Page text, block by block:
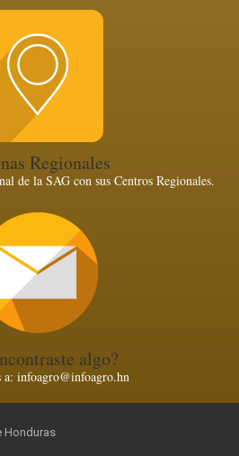
Regionales
de la SAG con sus Centros Regionales.
algo?
a: infoagro@infoagro.hn
Honduras